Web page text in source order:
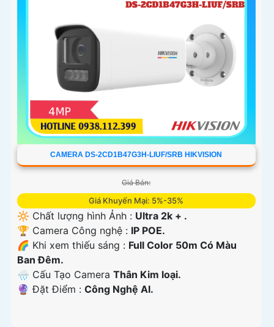
CAMERA DS-2CD1B47G3H-LIUF/SRB HIKVISION
Giá Bán:
Giá Khuyến Mại: 5%-35%
🔆 Chất lượng hình Ảnh : Ultra 2k + .
🏆 Camera Công nghệ : IP POE.
🌈 Khi xem thiếu sáng : Full Color 50m Có Màu
Ban Ðêm.
🌧️ Cấu Tạo Camera Thân Kim loại.
️🔮 Đặt Điểm : Công Nghệ AI.